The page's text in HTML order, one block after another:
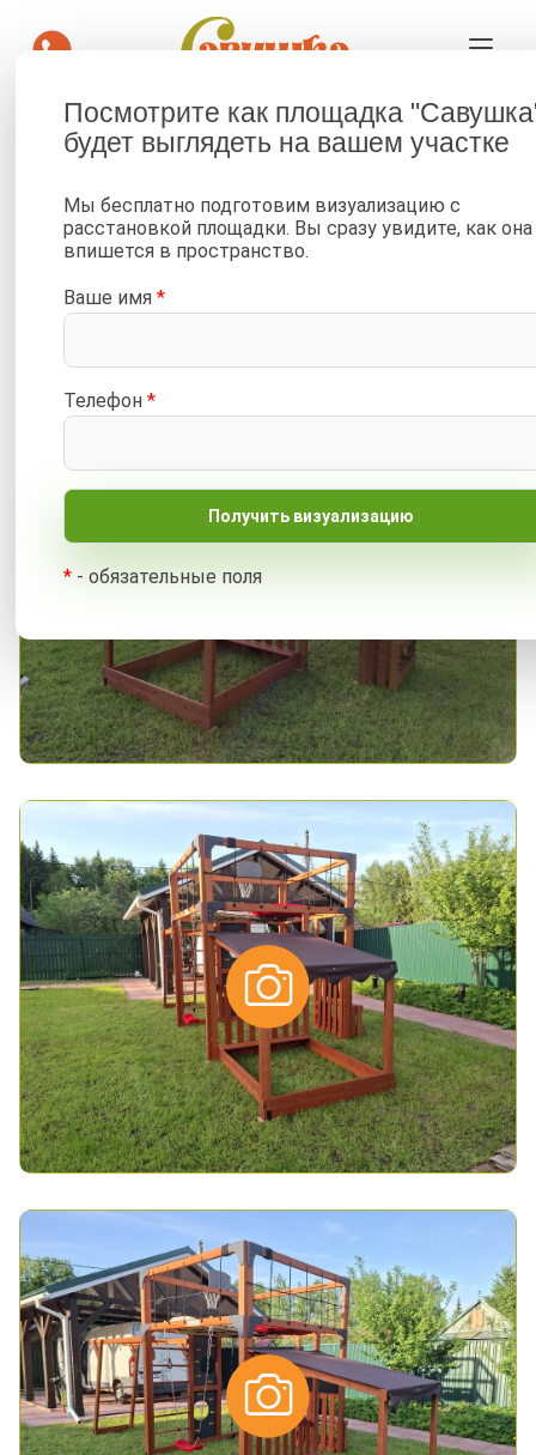
Детская площадка Савушка
Главная — Портфолио — Фото от клиентов —
Детские площадки Савушка КУБ —
Детская площадка Савушка КУБ-4 (Махагон)
Посмотрите как площадка
будет выглядеть на вашем участке
Мы бесплатно подготовим визуализацию с
расстановкой площадки. Вы сразу увидите, как она
впишется в пространство.
Ваше имя *
Телефон *
* - обязательные поля